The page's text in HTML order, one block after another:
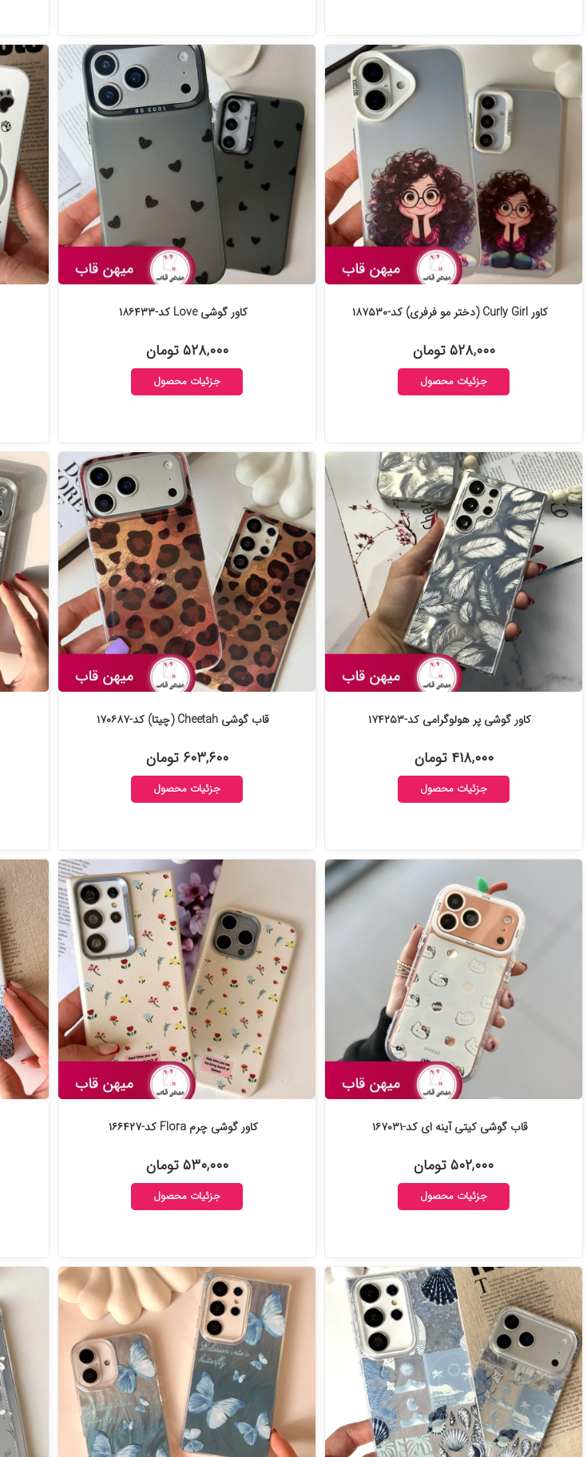
کاور Curly Girl (دختر مو فرفری) کد-۱۸۷۵۳۰
۵۲۸,۰۰۰ تومان
جزئیات محصول
کاور گوشی Love کد-۱۸۶۴۳۳
۵۲۸,۰۰۰ تومان
جزئیات محصول
کاور گوشی پر هولوگرامی کد-۱۷۴۲۵۳
۴۱۸,۰۰۰ تومان
جزئیات محصول
قاب گوشی Cheetah (چیتا) کد-۱۷۰۶۸۷
۶۰۳,۶۰۰ تومان
جزئیات محصول
قاب گوشی کیتی آینه ای کد-۱۶۷۰۳۱
۵۰۲,۰۰۰ تومان
جزئیات محصول
کاور گوشی چرم Flora کد-۱۶۶۴۲۷
۵۳۰,۰۰۰ تومان
جزئیات محصول